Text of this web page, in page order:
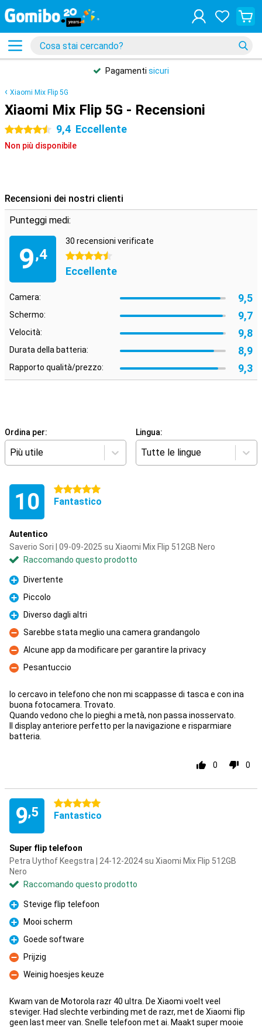
Pagamenti sicuri
Xiaomi Mix Flip 5G
Xiaomi Mix Flip 5G - Recensioni
4.5 stelle 9,4 Eccellente
Non più disponibile
Recensioni dei nostri clienti
Punteggi medi:
9,4
30 recensioni verificate
4.5 stelle
Eccellente
Camera: 9,5
Schermo: 9,7
Velocità: 9,8
Durata della batteria: 8,9
Rapporto qualità/prezzo: 9,3
Ordina per:
Più utile
Lingua:
Tutte le lingue
10 5 stelle
Fantastico
Autentico
Saverio Sori | 09-09-2025 su Xiaomi Mix Flip 512GB Nero
Raccomando questo prodotto
Pro
Divertente
Pro
Piccolo
Pro
Diverso dagli altri
Contro
Sarebbe stata meglio una camera grandangolo
Contro
Alcune app da modificare per garantire la privacy
Contro
Pesantuccio
Io cercavo in telefono che non mi scappasse di tasca e con ina
buona fotocamera. Trovato.
Quando vedono che lo pieghi a metà, non passa inosservato.
Il display anteriore perfetto per la navigazione e risparmiare
batteria.
0 0
9,5
5 stelle
Fantastico
Super flip telefoon
Petra Uythof Keegstra | 24-12-2024 su Xiaomi Mix Flip 512GB
Nero
Raccomando questo prodotto
Pro
Stevige flip telefoon
Pro
Mooi scherm
Pro
Goede software
Contro
Prijzig
Contro
Weinig hoesjes keuze
Kwam van de Motorola razr 40 ultra. De Xiaomi voelt veel
steviger. Had slechte verbinding met de razr, met de Xiaomi flip
geen last meer van. Snelle telefoon met ai. Maakt super mooie